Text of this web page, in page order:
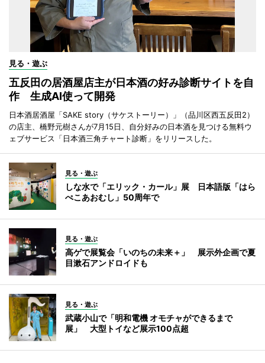
見る・遊ぶ
五反田の居酒屋店主が日本酒の好み診断サイトを自
作 生成AI使って開発
日本酒居酒屋「SAKE story（サケストーリー）」（品川区西五反田2）
の店主、橋野元樹さんが7月15日、自分好みの日本酒を見つける無料ウ
ェブサービス「日本酒三角チャート診断」をリリースした。
見る・遊ぶ
しな水で「エリック・カール」展 日本語版「はら
ぺこあおむし」50周年で
見る・遊ぶ
高ゲで展覧会「いのちの未来＋」 展示外企画で夏
目漱石アンドロイドも
見る・遊ぶ
武蔵小山で「明和電機 オモチャができるまで
展」 大型トイなど展示100点超